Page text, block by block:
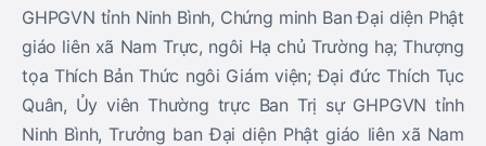
GHPGVN tỉnh Ninh Bình, Chứng minh Ban Đại diện Phật
giáo liên xã Nam Trực, ngôi Hạ chủ Trường hạ; Thượng
tọa Thích Bản Thức ngôi Giám viện; Đại đức Thích Tục
Quân, Ủy viên Thường trực Ban Trị sự GHPGVN tỉnh
Ninh Bình, Trưởng ban Đại diện Phật giáo liên xã Nam